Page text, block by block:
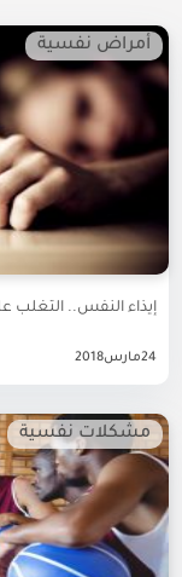
أمراض نفسية
إيذاء النفس.. التغلب
24مارس2018
مشكلات نفسية